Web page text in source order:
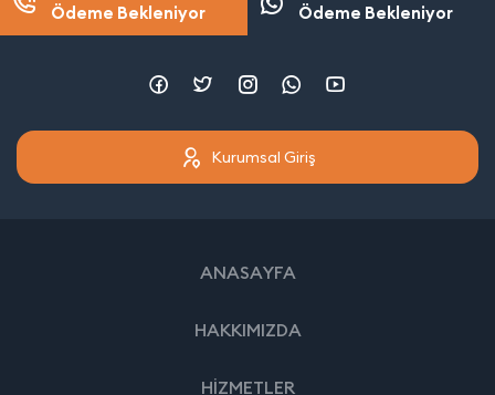
Ödeme Bekleniyor Ödeme Bekleniyor
Kurumsal Giriş
ANASAYFA
HAKKIMIZDA
HİZMETLER